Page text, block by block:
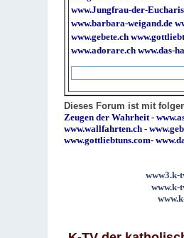
www.Jungfrau-der-
www.barbara-weigand.de
www.gebete.ch
www.adorare.ch www.das-
Dieses Forum ist mit
Zeugen der Wahrheit -
www.wallfahrten.ch -
www.gottliebtuns.com-
www3.k-
www.k-